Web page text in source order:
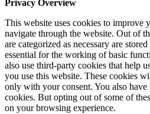
Privacy Overview
This website uses cookies to improve
navigate through the website. Out of
are categorized as necessary are
essential for the working of basic
also use third-party cookies that help
you use this website. These cookies
only with your consent. You also
cookies. But opting out of some of
on your browsing experience.